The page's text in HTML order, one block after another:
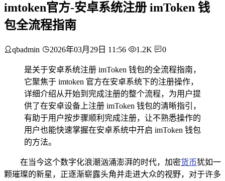
imtoken官方-安卓系统注册 imToken 钱
包全流程指南
qbadmin 2026年03月29日 11:56 1.2K 0
是关于安卓系统注册 imToken 钱包的全流程指南，
它聚焦于 imtoken 官方在安卓系统下的注册操作，
详细介绍从开始到完成注册的整个流程，为用户提
供了在安卓设备上注册 imToken 钱包的清晰指引，
有助于用户按步骤顺利完成注册，让不熟悉操作的
用户也能快速掌握在安卓系统中开启 imToken 钱包
的方法。
在当今这个数字化浪潮汹涌澎湃的时代，加密货币犹如一
颗璀璨的新星，正逐渐崭露头角并走进大众的视野，对于许多